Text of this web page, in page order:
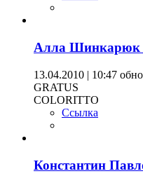
Алла Шинкарюк
13.04.2010 | 10:47
GRATUS
COLORITTO
Ссылка
Константин